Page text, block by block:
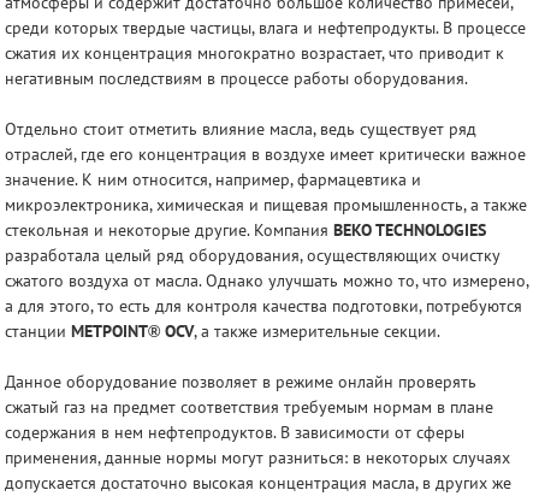
среди которых твердые частицы, влага и нефтепродукты. В процессе
сжатия их концентрация многократно возрастает, что приводит к
негативным последствиям в процессе работы оборудования.
Отдельно стоит отметить влияние масла, ведь существует ряд
отраслей, где его концентрация в воздухе имеет критически важное
значение. К ним относится, например, фармацевтика и
микроэлектроника, химическая и пищевая промышленность, а также
стекольная и некоторые другие. Компания BEKO TECHNOLOGIES
разработала целый ряд оборудования, осуществляющих очистку
сжатого воздуха от масла. Однако улучшать можно то, что измерено,
а для этого, то есть для контроля качества подготовки, потребуются
станции METPOINT® OCV, а также измерительные секции.
Данное оборудование позволяет в режиме онлайн проверять
сжатый газ на предмет соответствия требуемым нормам в плане
содержания в нем нефтепродуктов. В зависимости от сферы
применения, данные нормы могут разниться: в некоторых случаях
допускается достаточно высокая концентрация масла, в других же